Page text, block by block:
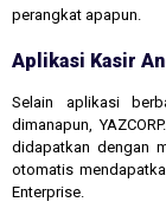
perangkat apapun.
Aplikasi Kasir
Selain aplikasi
dimanapun,
didapatkan dengan
otomatis
Enterprise.